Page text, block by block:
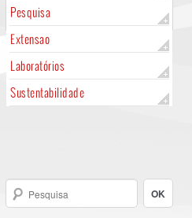
Pesquisa
Extensao
Laboratórios
Sustentabilidade